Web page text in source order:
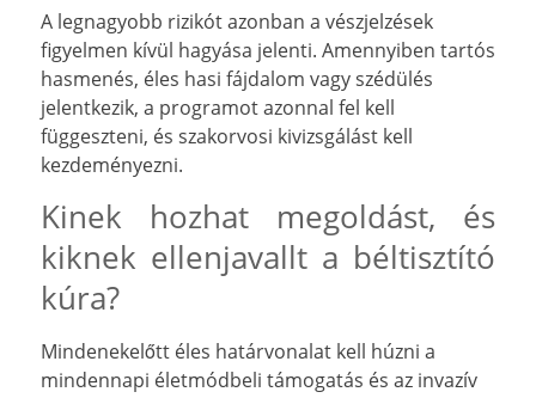
A legnagyobb rizikót azonban a vészjelzések
figyelmen kívül hagyása jelenti. Amennyiben tartós
hasmenés, éles hasi fájdalom vagy szédülés
jelentkezik, a programot azonnal fel kell
függeszteni, és szakorvosi kivizsgálást kell
kezdeményezni.
Kinek hozhat megoldást, és
kiknek ellenjavallt a béltisztító
kúra?
Mindenekelőtt éles határvonalat kell húzni a
mindennapi életmódbeli támogatás és az invazív